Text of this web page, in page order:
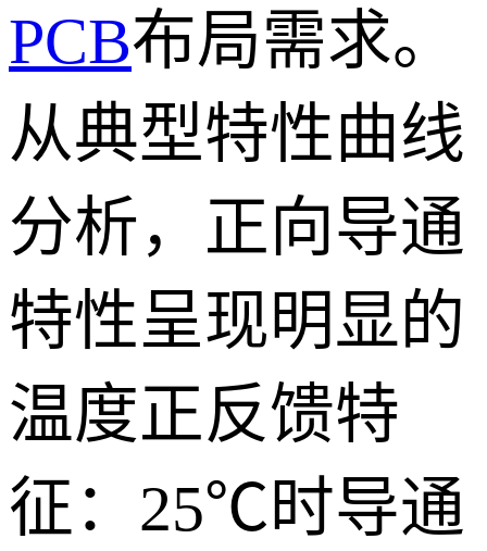
PCB布局需求。
从典型特性曲线
分析，正向导通
特性呈现明显的
温度正反馈特
征：25℃时导通